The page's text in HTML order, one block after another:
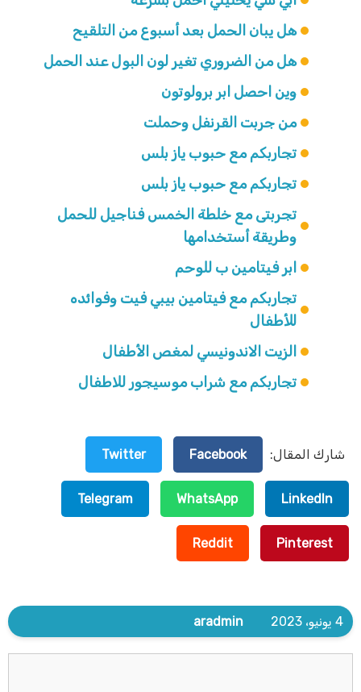
هل يبان الحمل بعد أسبوع من التلقيح
هل من الضروري تغير لون البول عند الحمل
وين احصل ابر برولوتون
من جربت القرنفل وحملت
تجاربكم مع حبوب ياز بلس
تجاربكم مع حبوب ياز بلس
تجربتى مع خلطة الخمس فناجيل للحمل
وطريقة أستخدامها
ابر فيتامين ب للوحم
تجاربكم مع فيتامين بيبي فيت وفوائده
للأطفال
الزيت الاندونيسي لمغص الأطفال
تجاربكم مع شراب موسيجور للاطفال
شارك المقال: Facebook
Twitter
LinkedIn
WhatsApp
Telegram
Pinterest
Reddit
4 يونيو، 2023 aradmin